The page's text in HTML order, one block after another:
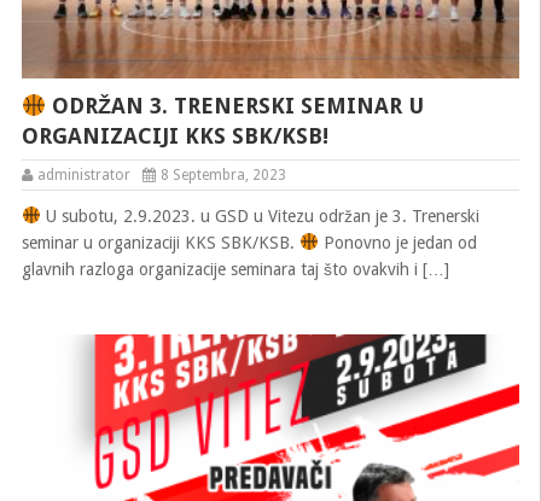
ODRŽAN 3. TRENERSKI SEMINAR U
ORGANIZACIJI KKS SBK/KSB!
administrator 8 Septembra, 2023
U subotu, 2.9.2023. u GSD u Vitezu održan je 3. Trenerski
seminar u organizaciji KKS SBK/KSB.
Ponovno je jedan od
glavnih razloga organizacije seminara taj što ovakvih i […]